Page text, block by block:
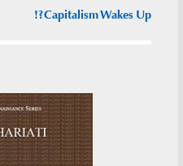
Capitalism Wakes Up?!